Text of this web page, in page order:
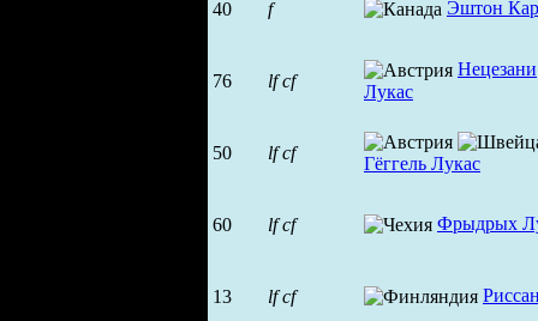
40 f Эштон
76 lf cf
Нецезани
Лукас
50 lf cf
Гёггель Лукас
60 lf cf Фрыдрых
13 lf cf